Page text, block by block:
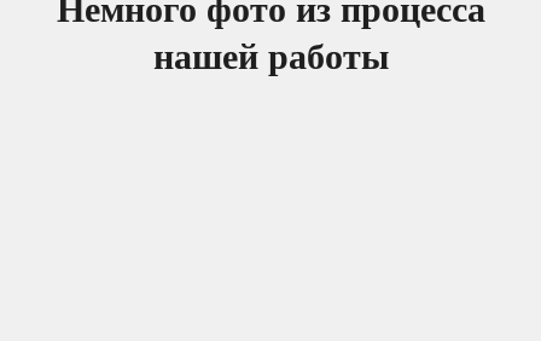
Немного фото из процесса
нашей работы